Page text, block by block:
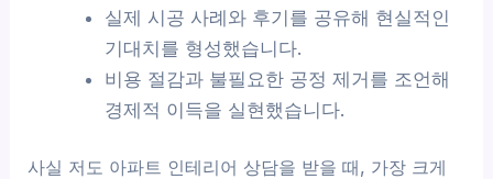
실제 시공 사례와 후기를 공유해 현실적인
기대치를 형성했습니다.
비용 절감과 불필요한 공정 제거를 조언해
경제적 이득을 실현했습니다.
사실 저도 아파트 인테리어 상담을 받을 때, 가장 크게